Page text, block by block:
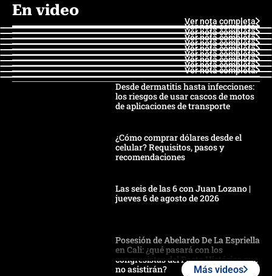
En video
Ver nota completa
Ver nota completa
Ver nota completa
Ver nota completa
Ver nota completa
Ver nota completa
Ver nota completa
Ver nota completa
Ver nota completa
Ver nota completa
Desde dermatitis hasta infecciones:
los riesgos de usar cascos de motos
de aplicaciones de transporte
¿Cómo comprar dólares desde el
celular? Requisitos, pasos y
recomendaciones
Las seis de las 6 con Juan Lozano |
jueves 6 de agosto de 2026
Posesión de Abelardo De La Espriella
en Cali: ¿qué pasará con los
congresistas del Pacto Histórico que
no asistirán?
Más videos